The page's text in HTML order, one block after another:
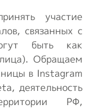
участие
связанных с
быть как
Обращаем
в Instagram
деятельность
РФ,